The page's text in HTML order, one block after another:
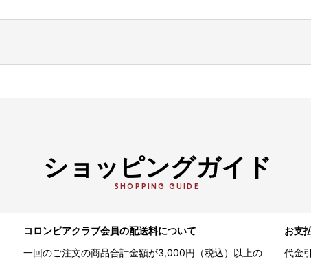
ショッピングガイド
SHOPPING GUIDE
コロンビアクラブ会員の配送料について
一回のご注文の商品合計金額が3,000円（税込）以上の
お支
代金